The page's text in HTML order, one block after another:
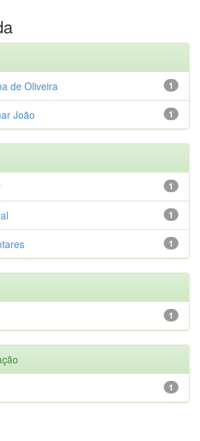
1
de Oliveira
1
João
1
1
1
1
1